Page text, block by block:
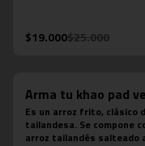
bebidas en lata a tu
$19.000$25.000
Arma tu khao pad
Es un arroz frito, clásico
tailandesa. Se compone
arroz tailandés salteado